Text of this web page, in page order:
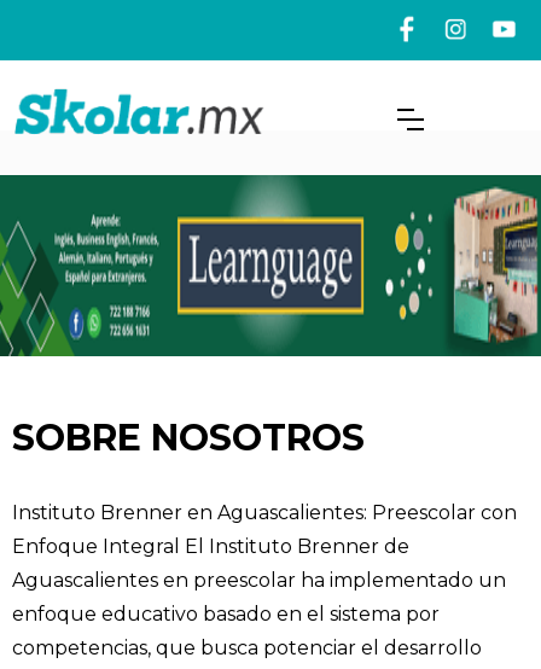
SOBRE NOSOTROS
Instituto Brenner en Aguascalientes: Preescolar con
Enfoque Integral El Instituto Brenner de
Aguascalientes en preescolar ha implementado un
enfoque educativo basado en el sistema por
competencias, que busca potenciar el desarrollo